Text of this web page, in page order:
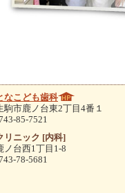
なこども歯科
駒市鹿ノ台東2丁目4番１
85-7521
リニック [内科]
ノ台西1丁目1-8
78-5681